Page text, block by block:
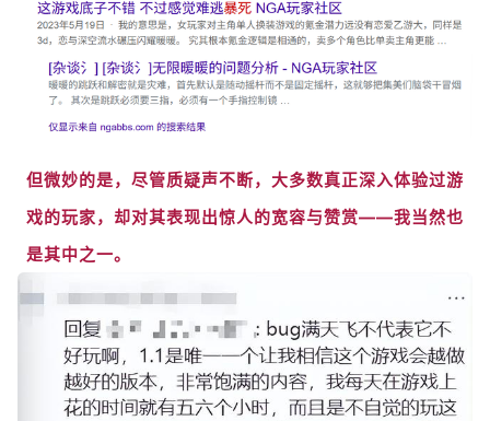
但微妙的是，尽管质疑声不断，大多数真正深入体验过游
戏的玩家，却对其表现出惊人的宽容与赞赏——我当然也
是其中之一。